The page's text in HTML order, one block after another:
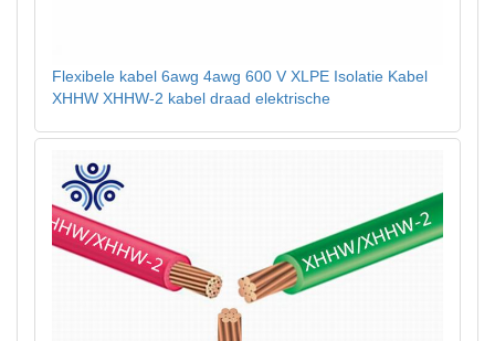
Flexibele kabel 6awg 4awg 600 V XLPE Isolatie Kabel
XHHW XHHW-2 kabel draad elektrische